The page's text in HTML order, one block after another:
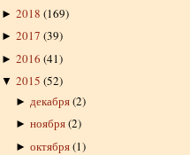
► 2018 (169)
► 2017 (39)
► 2016 (41)
▼ 2015 (52)
► декабря(2)
► ноября(2)
► октября(1)